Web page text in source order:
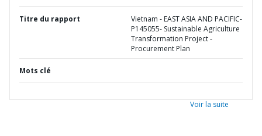
Titre du rapport
Vietnam - EAST ASIA AND PACIFIC-
P145055- Sustainable Agriculture
Transformation Project -
Procurement Plan
Mots clé
Voir la suite